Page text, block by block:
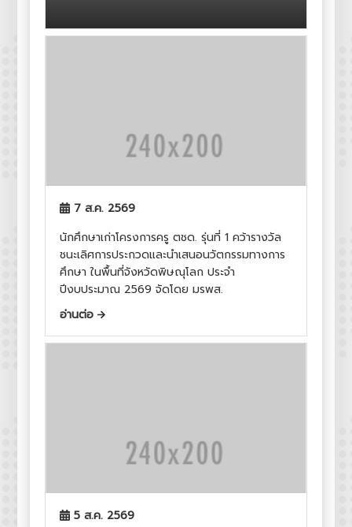
7 ส.ค. 2569
นักศึกษาเก่าโครงการครู ตชด. รุ่นที่ 1 คว้ารางวัล
ชนะเลิศการประกวดและนำเสนอนวัตกรรมทางการ
ศึกษา ในพื้นที่จังหวัดพิษณุโลก ประจำ
ปีงบประมาณ 2569 จัดโดย มรพส.
อ่านต่อ
5 ส.ค. 2569